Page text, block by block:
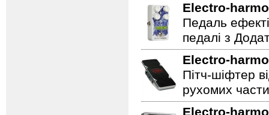
Electro-
Педаль
педалі з
Electro-
Пітч-шіфтер
рухомих